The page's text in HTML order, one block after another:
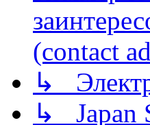
(contact
↳
↳ Japan